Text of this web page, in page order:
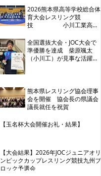
2026熊本県高等学校総合体
育大会レスリング競
技 小川工業高
全国選抜大会・JOC大会で
準優勝を達成 柴原颯太
（小川工）が見事な活躍を
熊本県レスリング協会理事
会を開催 協会長の県議会
議長就任を祝賀
【玉名杯大会開催お礼・結果】
【大会結果】2026年JOCジュニアオリ
ンピックカップレスリング競技九州ブ
ロック予選会